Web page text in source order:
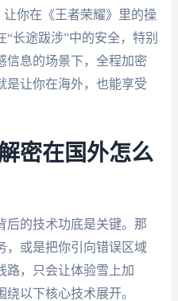
你在《王者荣耀》里的操
长途跋涉”中的安全，特别
信息的场景下，全程加密
是让你在海外，也能享受
密在国外怎么
后的技术功底是关键。那
，或是把你引向错误区域
路，只会让体验雪上加
以下核心技术展开。